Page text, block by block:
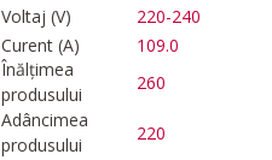
Voltaj (V)
220-240
Curent (A)
109.0
Înălțimea
produsului
260
Adâncimea
produsului
220